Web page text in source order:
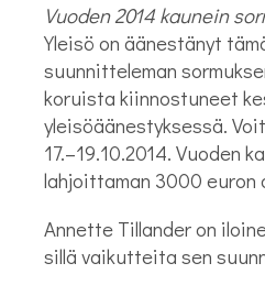
Vuoden 2014 kaunein
Yleisö on äänestänyt
suunnitteleman
koruista kiinnostuneet
yleisöäänestyksessä.
17.–19.10.2014. Vuoden
lahjoittaman 3000 euron
Annette Tillander on
sillä vaikutteita sen